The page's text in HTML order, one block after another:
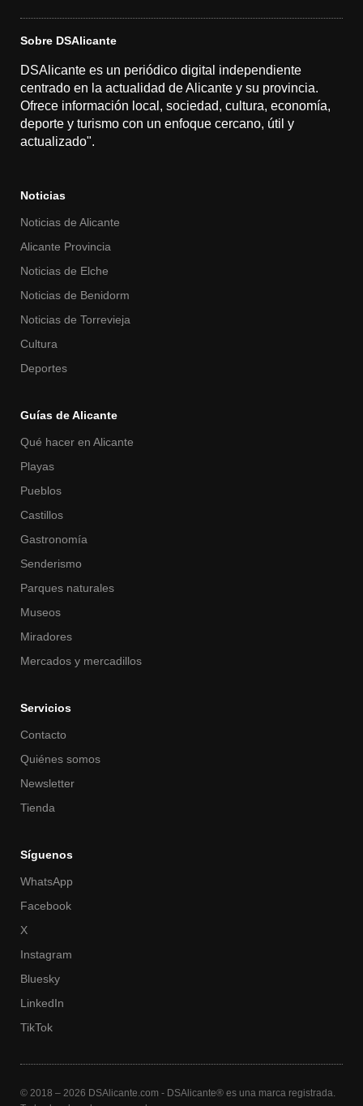
Sobre DSAlicante
DSAlicante es un periódico digital independiente
centrado en la actualidad de Alicante y su provincia.
Ofrece información local, sociedad, cultura, economía,
deporte y turismo con un enfoque cercano, útil y
actualizado".
Noticias
Noticias de Alicante
Alicante Provincia
Noticias de Elche
Noticias de Benidorm
Noticias de Torrevieja
Cultura
Deportes
Guías de Alicante
Qué hacer en Alicante
Playas
Pueblos
Castillos
Gastronomía
Senderismo
Parques naturales
Museos
Miradores
Mercados y mercadillos
Servicios
Contacto
Quiénes somos
Newsletter
Tienda
Síguenos
WhatsApp
Facebook
X
Instagram
Bluesky
LinkedIn
TikTok
© 2018 – 2026 DSAlicante.com - DSAlicante® es una marca registrada.